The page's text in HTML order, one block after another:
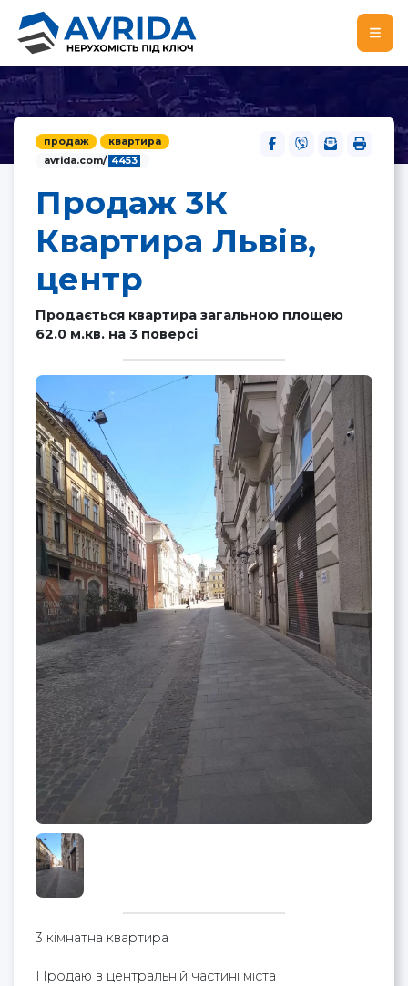
продаж
квартира
avrida.com/ 4453
Продаж 3К
Квартира Львів,
центр
Продається квартира загальною площею
62.0 м.кв. на 3 поверсі
3 кімнатна квартира
Продаю в центральній частині міста